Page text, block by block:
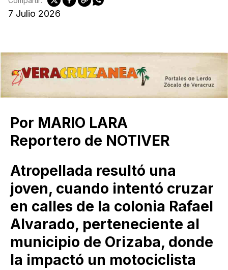
7 Julio 2026
Por MARIO LARA
Reportero de NOTIVER
Atropellada resultó una
joven, cuando intentó cruzar
en calles de la colonia Rafael
Alvarado, perteneciente al
municipio de Orizaba, donde
la impactó un motociclista